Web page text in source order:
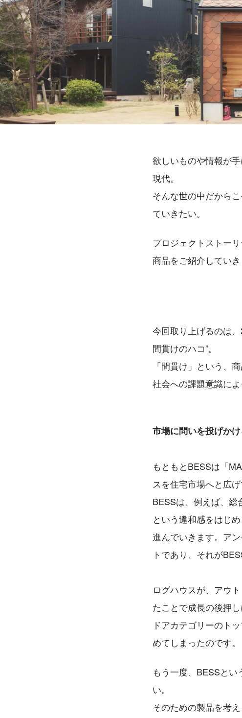
欲しいものや情報が
現代。
そんな世の中だから
ていきたい。
プロジェクトストー
商品をご紹介していき
今回取り上げるのは
間貫けのハコ”。
「間貫け」という、
社会への課題意識によ
市場に問いを投げか
もともとBESSは「
スを住宅市場へと広
BESSは、例えば、総
という違和感をはじ
進んでいきます。ア
トであり、それが
ログハウスが、アウ
たことで成長の後押
ドアカテゴリーのト
めてしまったのです。
もう一度、BESSと
い。
そのための製品を考